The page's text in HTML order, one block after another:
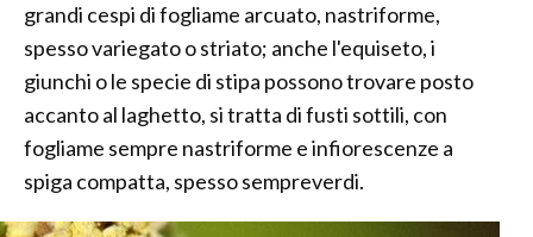
grandi cespi di fogliame arcuato, nastriforme,
spesso variegato o striato; anche l'equiseto, i
giunchi o le specie di stipa possono trovare posto
accanto al laghetto, si tratta di fusti sottili, con
fogliame sempre nastriforme e infiorescenze a
spiga compatta, spesso sempreverdi.